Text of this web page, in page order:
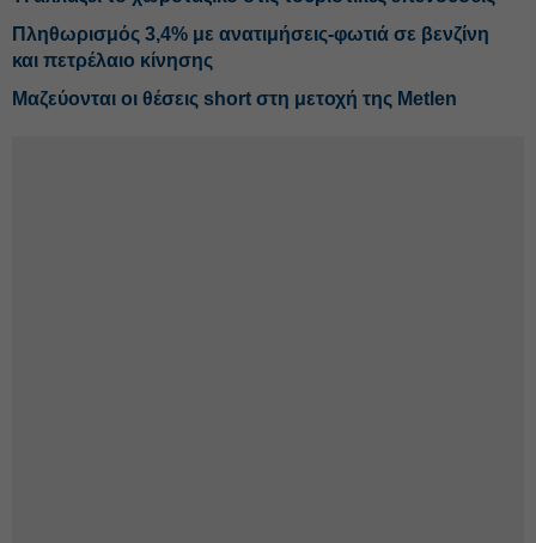
Πληθωρισμός 3,4% με ανατιμήσεις-φωτιά σε βενζίνη
και πετρέλαιο κίνησης
Μαζεύονται οι θέσεις short στη μετοχή της Metlen